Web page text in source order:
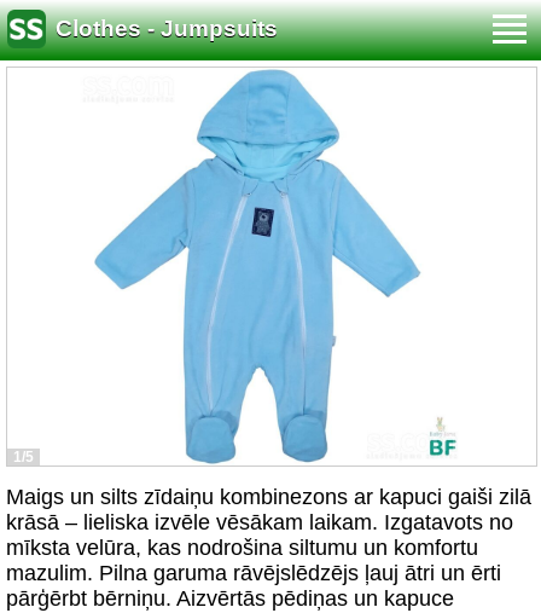
Clothes - Jumpsuits
1/5
Maigs un silts zīdaiņu kombinezons ar kapuci gaiši zilā
krāsā – lieliska izvēle vēsākam laikam. Izgatavots no
mīksta velūra, kas nodrošina siltumu un komfortu
mazulim. Pilna garuma rāvējslēdzējs ļauj ātri un ērti
pārģērbt bērniņu. Aizvērtās pēdiņas un kapuce